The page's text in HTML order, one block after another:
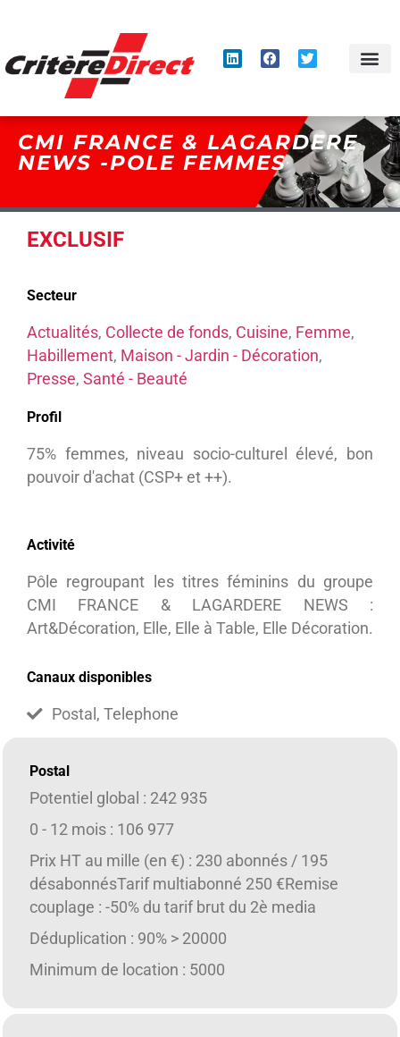
CMI FRANCE & LAGARDERE
NEWS -POLE FEMMES
EXCLUSIF
Secteur
Actualités, Collecte de fonds, Cuisine, Femme,
Habillement, Maison - Jardin - Décoration,
Presse, Santé - Beauté
Profil
75% femmes, niveau socio-culturel élevé, bon
pouvoir d'achat (CSP+ et ++).
Activité
Pôle regroupant les titres féminins du groupe
CMI FRANCE & LAGARDERE NEWS :
Art&Décoration, Elle, Elle à Table, Elle Décoration.
Canaux disponibles
Postal, Telephone
Postal
Potentiel global : 242 935
0 - 12 mois : 106 977
Prix HT au mille (en €) : 230 abonnés / 195
désabonnésTarif multiabonné 250 €Remise
couplage : -50% du tarif brut du 2è media
Déduplication : 90% > 20000
Minimum de location : 5000